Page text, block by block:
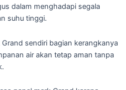
dalam menghadapi segala
suhu tinggi.
sendiri bagian kerangkanya
air akan tetap aman tanpa